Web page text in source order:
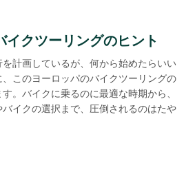
イクツーリングのヒント
計画しているが、何から始めたらいい
このヨーロッパのバイクツーリングの
。バイクに乗るのに最適な時期から、
イクの選択まで、圧倒されるのはたや